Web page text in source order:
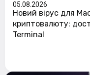
05.08.2026
Новий вірус для
криптовалюту:
Terminal